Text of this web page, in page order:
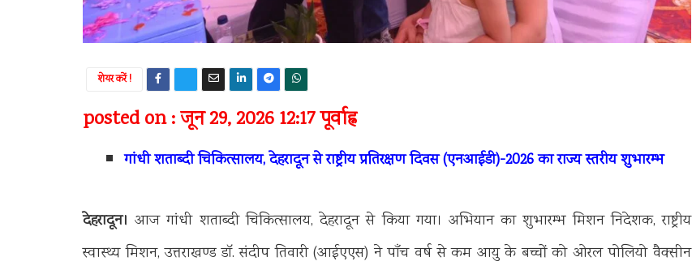
शेयर करें !
posted on : जून 29, 2026 12:17 पूर्वाह्न
गांधी शताब्दी चिकित्सालय, देहरादून से राष्ट्रीय प्रतिरक्षण दिवस (एनआईडी)-2026 का राज्य स्तरीय शुभारम्भ
देहरादून। आज गांधी शताब्दी चिकित्सालय, देहरादून से किया गया। अभियान का शुभारम्भ मिशन निदेशक, राष्ट्रीय
स्वास्थ्य मिशन, उत्तराखण्ड डॉ. संदीप तिवारी (आईएएस) ने पाँच वर्ष से कम आयु के बच्चों को ओरल पोलियो वैक्सीन